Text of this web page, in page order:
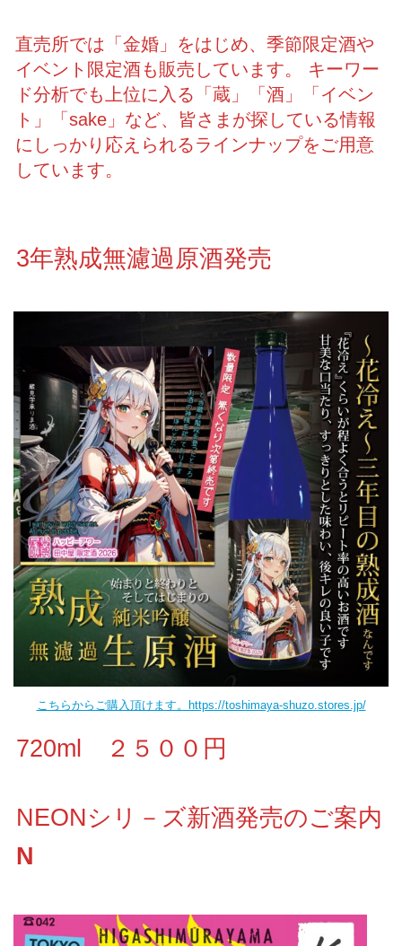
直売所では「金婚」をはじめ、季節限定酒や
イベント限定酒も販売しています。 キーワー
ド分析でも上位に入る「蔵」「酒」「イベン
ト」「sake」など、皆さまが探している情報
にしっかり応えられるラインナップをご用意
しています。
3年熟成無濾過原酒発売
こちらからご購入頂けます。https://toshimaya-shuzo.stores.jp/
720ml ２５００円
NEONシリ－ズ新酒発売のご案内
N